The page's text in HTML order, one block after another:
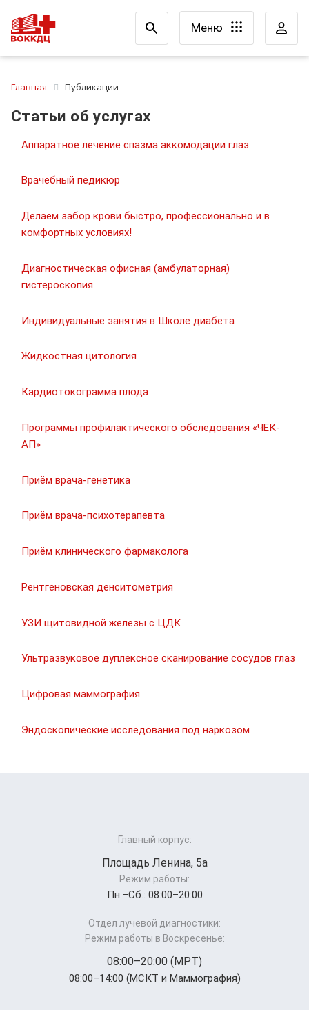
Меню
Главная Публикации
Статьи об услугах
Аппаратное лечение спазма аккомодации глаз
Врачебный педикюр
Делаем забор крови быстро, профессионально и в
комфортных условиях!
Диагностическая офисная (амбулаторная)
гистероскопия
Индивидуальные занятия в Школе диабета
Жидкостная цитология
Кардиотокограмма плода
Программы профилактического обследования «ЧЕК-
АП»
Приём врача-генетика
Приём врача-психотерапевта
Приём клинического фармаколога
Рентгеновская денситометрия
УЗИ щитовидной железы с ЦДК
Ультразвуковое дуплексное сканирование сосудов глаз
Цифровая маммография
Эндоскопические исследования под наркозом
Главный корпус:
Площадь Ленина, 5а
Режим работы:
Пн.–Cб.: 08:00–20:00
Отдел лучевой диагностики:
Режим работы в Воскресенье:
08:00–20:00 (МРТ)
08:00–14:00 (МСКТ и Маммография)